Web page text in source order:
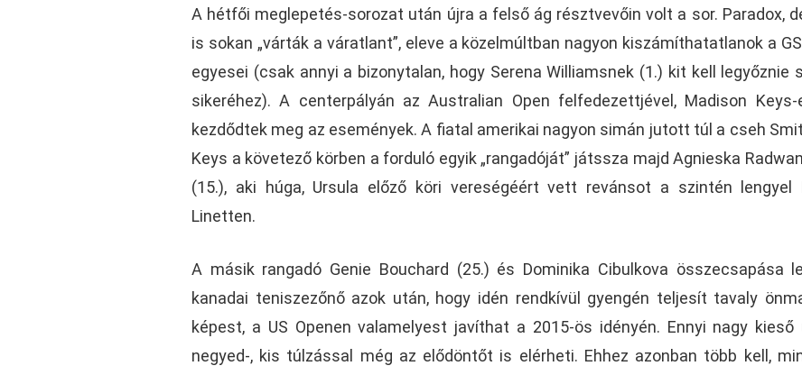
A hétfői meglepetés-sorozat után újra a felső ág résztvevőin volt a sor. Paradox,
is sokan „várták a váratlant”, eleve a közelmúltban nagyon kiszámíthatatlanok a
egyesei (csak annyi a bizonytalan, hogy Serena Williamsnek (1.) kit kell legyőznie
sikeréhez). A centerpályán az Australian Open felfedezettjével, Madison Keys-
kezdődtek meg az események. A fiatal amerikai nagyon simán jutott túl a cseh
Keys a követező körben a forduló egyik „rangadóját” játssza majd Agnieska
(15.), aki húga, Ursula előző köri vereségéért vett revánsot a szintén lengyel
Linetten.
A másik rangadó Genie Bouchard (25.) és Dominika Cibulkova összecsapása
kanadai teniszezőnő azok után, hogy idén rendkívül gyengén teljesít tavaly
képest, a US Openen valamelyest javíthat a 2015-ös idényén. Ennyi nagy kieső
negyed-, kis túlzással még az elődöntőt is elérheti. Ehhez azonban több kell,